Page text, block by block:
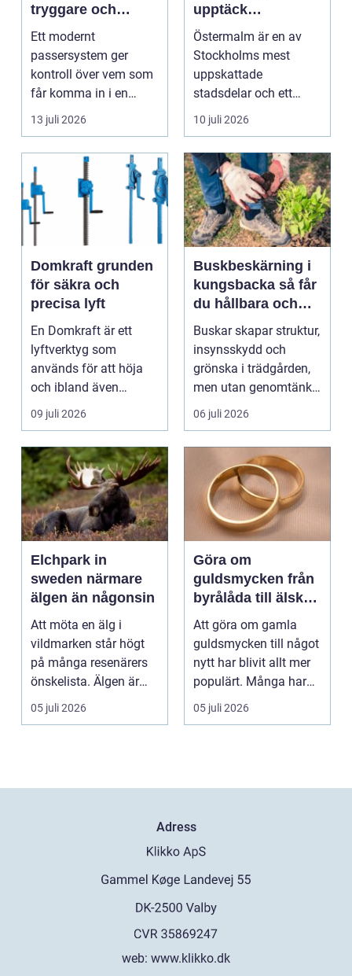
tryggare och
smidigare tillträde
Ett modernt
passersystem ger
kontroll över vem som
får komma in i en
byggnad, när de får
13 juli 2026
upptäck
matupplevelser i
en av Stockholms
mest attraktiva
stadsdelar
Östermalm är en av
Stockholms mest
uppskattade
stadsdelar och ett
självklart val f&ou...
10 juli 2026
Domkraft grunden
för säkra och
precisa lyft
En Domkraft är ett
lyftverktyg som
används för att höja
och ibland även
positionera tunga
09 juli 2026
Buskbeskärning i
kungsbacka så får
du hållbara och
vackra buskar året
runt
Buskar skapar struktur,
insynsskydd och
grönska i trädgården,
men utan genomtänkt
beskärning blir de...
06 juli 2026
Elchpark in
sweden närmare
älgen än någonsin
Att möta en älg i
vildmarken står högt
på många resenärers
önskelista. Älgen är
Skandinaviens ikonis...
05 juli 2026
Göra om
guldsmycken från
byrålåda till älskad
favorit
Att göra om gamla
guldsmycken till något
nytt har blivit allt mer
populärt. Många har
ärvda ringar, ...
05 juli 2026
Adress
web: www.klikko.dk